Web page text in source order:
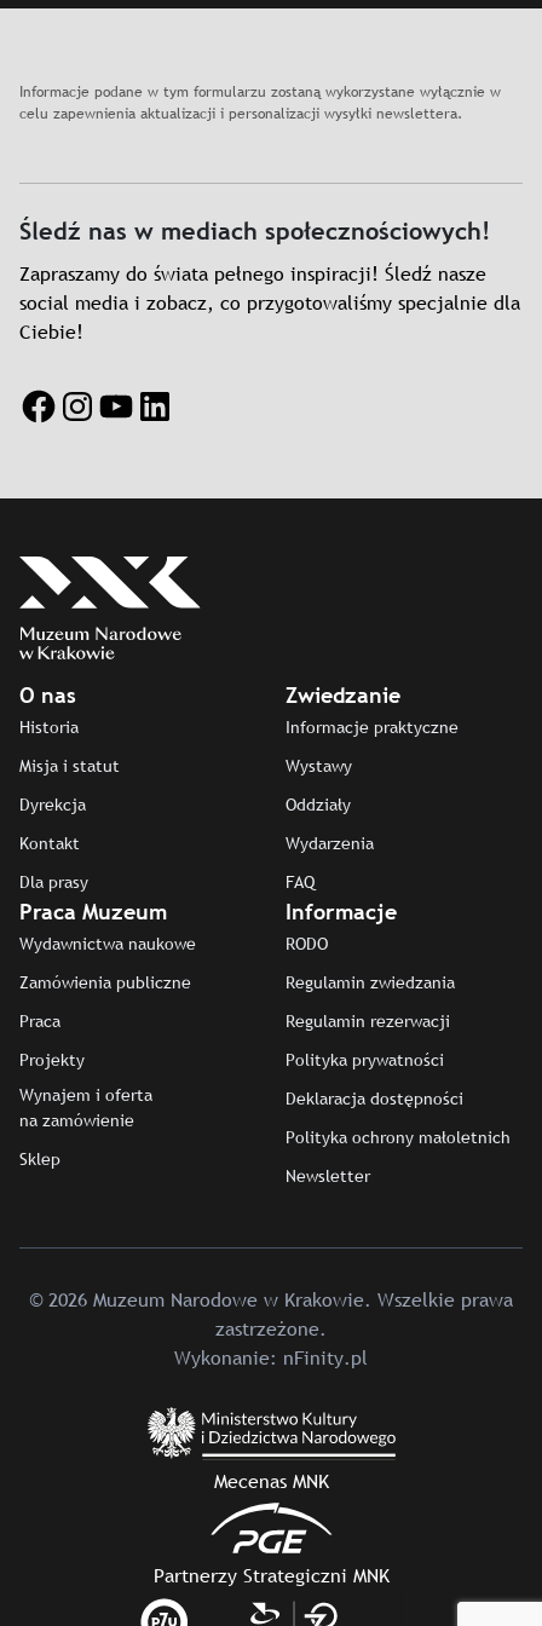
Informacje podane w tym formularzu zostaną wykorzystane wyłącznie w
celu zapewnienia aktualizacji i personalizacji wysyłki newslettera.
Śledź nas w mediach społecznościowych!
Zapraszamy do świata pełnego inspiracji! Śledź nasze
social media i zobacz, co przygotowaliśmy specjalnie dla
Ciebie!
Facebook
Instagram
YouTube
LinkedIn
O nas
Historia
Misja i statut
Dyrekcja
Kontakt
Dla prasy
Zwiedzanie
Informacje praktyczne
Wystawy
Oddziały
Wydarzenia
FAQ
Praca Muzeum
Wydawnictwa naukowe
Zamówienia publiczne
Praca
Projekty
Wynajem i oferta
na zamówienie
Sklep
Informacje
RODO
Regulamin zwiedzania
Regulamin rezerwacji
Polityka prywatności
Deklaracja dostępności
Polityka ochrony małoletnich
Newsletter
© 2026 Muzeum Narodowe w Krakowie. Wszelkie prawa
zastrzeżone.
Wykonanie: nFinity.pl
Mecenas MNK
Partnerzy Strategiczni MNK